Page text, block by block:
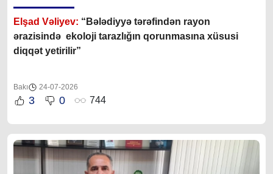
Elşad Vəliyev: “Bələdiyyə tərəfindən rayon
ərazisində ekoloji tarazlığın qorunmasına xüsusi
diqqət yetirilir”
Bakı 24-07-2026
3 0 744